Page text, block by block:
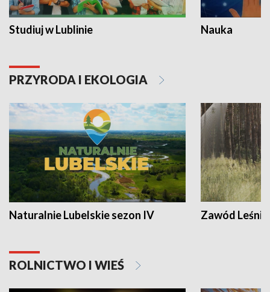
Studiuj w Lublinie Nauka
PRZYRODA I EKOLOGIA
Naturalnie Lubelskie sezon IV Zawód Leśnik
ROLNICTWO I WIEŚ